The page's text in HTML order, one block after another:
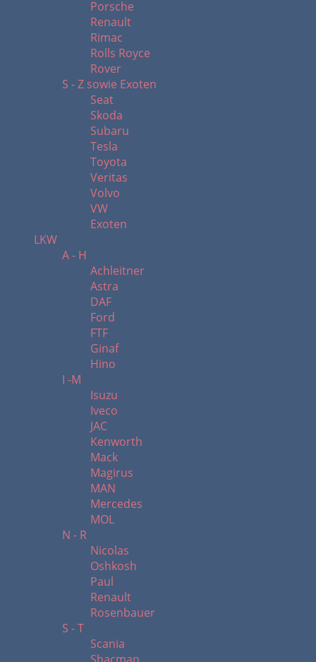
Porsche
Renault
Rimac
Rolls Royce
Rover
S - Z sowie Exoten
Seat
Skoda
Subaru
Tesla
Toyota
Veritas
Volvo
VW
Exoten
LKW
A - H
Achleitner
Astra
DAF
Ford
FTF
Ginaf
Hino
I -M
Isuzu
Iveco
JAC
Kenworth
Mack
Magirus
MAN
Mercedes
MOL
N - R
Nicolas
Oshkosh
Paul
Renault
Rosenbauer
S - T
Scania